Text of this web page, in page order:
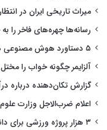
میراث تاریخی ایران در انتظار ۱۳۰۰ نیروی حفاظتی
رسانه‌ها چهره‌های فاخر را
۵ دستاورد هوش مصنوعی در هوافضای ایران
آلزایمر چگونه خواب را
گزارش تکان‌دهنده درباره
اعلام ضرب‌الاجل وزارت
۳ هزار پروژه ورزشی برای دانش‌آموزان استان تهران کلید خورد